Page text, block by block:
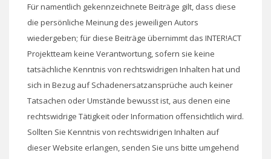
Für namentlich gekennzeichnete Beiträge gilt, dass diese
die persönliche Meinung des jeweiligen Autors
wiedergeben; für diese Beiträge übernimmt das INTER!ACT
Projektteam keine Verantwortung, sofern sie keine
tatsächliche Kenntnis von rechtswidrigen Inhalten hat und
sich in Bezug auf Schadenersatzansprüche auch keiner
Tatsachen oder Umstände bewusst ist, aus denen eine
rechtswidrige Tätigkeit oder Information offensichtlich wird.
Sollten Sie Kenntnis von rechtswidrigen Inhalten auf
dieser Website erlangen, senden Sie uns bitte umgehend